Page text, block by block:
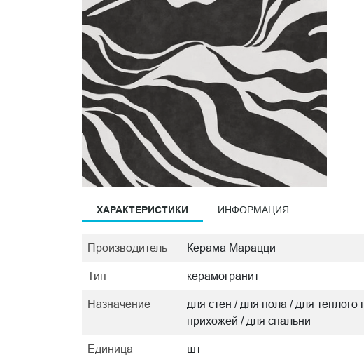
ХАРАКТЕРИСТИКИ ИНФОРМАЦИЯ
Производитель Керама Марацци
Тип керамогранит
Назначение
для стен / для пола / для
прихожей / для спальни
Единица
шт